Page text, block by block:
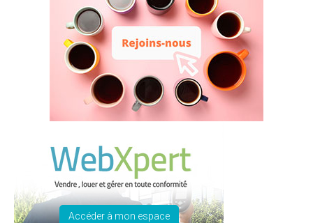
Accéder à mon espace